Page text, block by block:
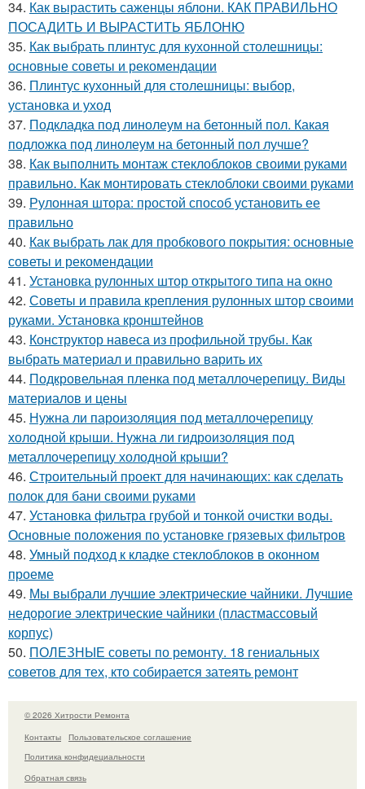
34. Как вырастить саженцы яблони. КАК ПРАВИЛЬНО
ПОСАДИТЬ И ВЫРАСТИТЬ ЯБЛОНЮ
35. Как выбрать плинтус для кухонной столешницы:
основные советы и рекомендации
36. Плинтус кухонный для столешницы: выбор,
установка и уход
37. Подкладка под линолеум на бетонный пол. Какая
подложка под линолеум на бетонный пол лучше?
38. Как выполнить монтаж стеклоблоков своими руками
правильно. Как монтировать стеклоблоки своими руками
39. Рулонная штора: простой способ установить ее
правильно
40. Как выбрать лак для пробкового покрытия: основные
советы и рекомендации
41. Установка рулонных штор открытого типа на окно
42. Советы и правила крепления рулонных штор своими
руками. Установка кронштейнов
43. Конструктор навеса из профильной трубы. Как
выбрать материал и правильно варить их
44. Подкровельная пленка под металлочерепицу. Виды
материалов и цены
45. Нужна ли пароизоляция под металлочерепицу
холодной крыши. Нужна ли гидроизоляция под
металлочерепицу холодной крыши?
46. Строительный проект для начинающих: как сделать
полок для бани своими руками
47. Установка фильтра грубой и тонкой очистки воды.
Основные положения по установке грязевых фильтров
48. Умный подход к кладке стеклоблоков в оконном
проеме
49. Мы выбрали лучшие электрические чайники. Лучшие
недорогие электрические чайники (пластмассовый
корпус)
50. ПОЛЕЗНЫЕ советы по ремонту. 18 гениальных
советов для тех, кто собирается затеять ремонт
© 2026 Хитрости Ремонта
Контакты
Пользовательское соглашение
Политика конфидециальности
Обратная связь